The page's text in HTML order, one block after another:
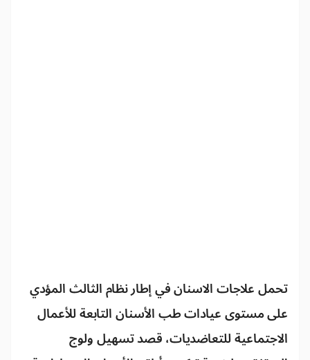
تحمل علاجات الاسنان في إطار نظام الثالث المؤدي
على مستوى عيادات طب الأسنان التابعة للأعمال
الاجتماعية للتعاضديات، قصد تسهيل ولوج